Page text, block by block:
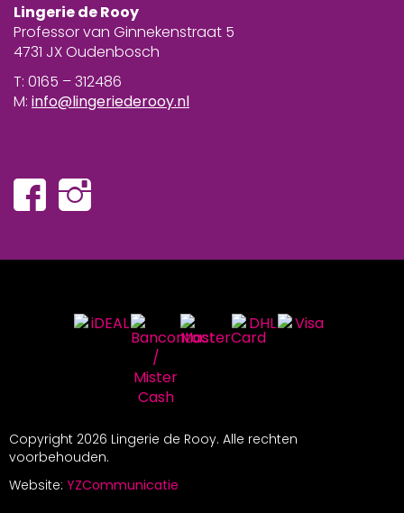
Lingerie de Rooy
Professor van Ginnekenstraat 5
4731 JX Oudenbosch
T: 0165 – 312486
M: info@lingeriederooy.nl
Copyright 2026 Lingerie de Rooy. Alle rechten
voorbehouden.
Website: YZCommunicatie